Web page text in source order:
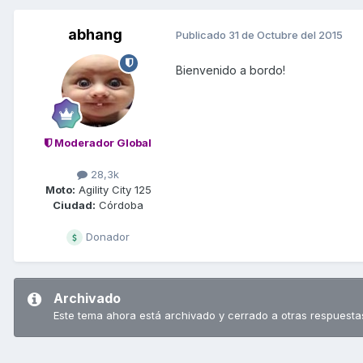
abhang
Moderador Global
28,3k
Moto: Agility City 125
Ciudad: Córdoba
Donador
Publicado 31 de Octubre del 2015
Bienvenido a bordo!
Archivado
Este tema ahora está archivado y cerrado a otras